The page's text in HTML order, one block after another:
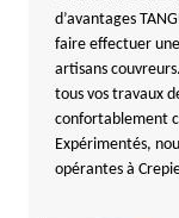
d’avantages
faire effectuer
artisans
tous vos travaux
confortablement
Expérimentés,
opérantes à